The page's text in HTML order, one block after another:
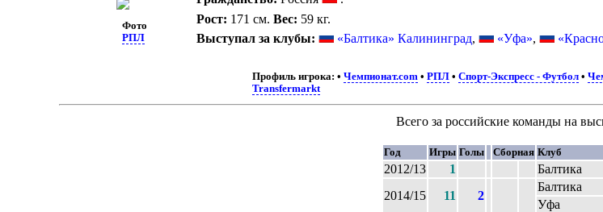
Фото
РПЛ
Рост: 171 см. Вес: 59 кг.
Выступал за клубы:
«Балтика» Калининград, «Уфа»,
Профиль игрока: • Чемпионат.com• РПЛ• Спорт-Экспресс - Футбол•
Transfermarkt
Всего за российские команды на
Год Игры Голы Сборная Клуб
2012/13 1 Балтика
2014/15
11 2
Балтика
Уфа